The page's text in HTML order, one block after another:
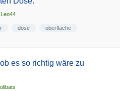
Leo44
dose oberfläche
es so richtig wäre zu
olibats